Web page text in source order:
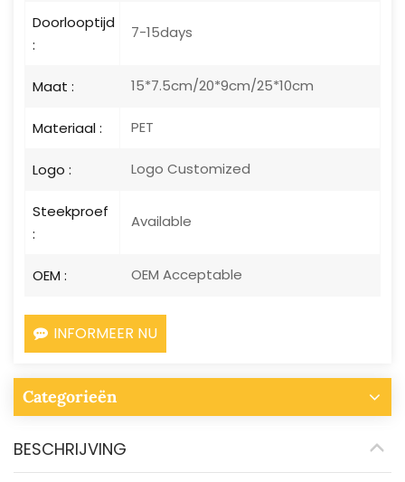
Doorlooptijd
:
7-15days
Maat : 15*7.5cm/20*9cm/25*10cm
Materiaal : PET
Logo : Logo Customized
Steekproef
:
Available
OEM : OEM Acceptable
INFORMEER NU
Categorieën
BESCHRIJVING